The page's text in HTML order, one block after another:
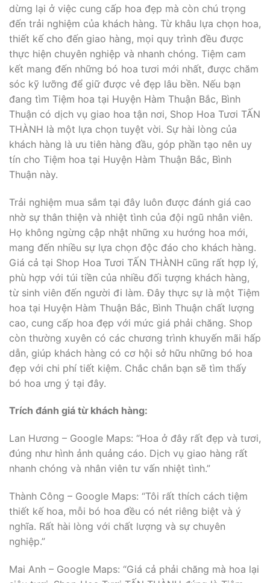
dừng lại ở việc cung cấp hoa đẹp mà còn chú trọng
đến trải nghiệm của khách hàng. Từ khâu lựa chọn hoa,
thiết kế cho đến giao hàng, mọi quy trình đều được
thực hiện chuyên nghiệp và nhanh chóng. Tiệm cam
kết mang đến những bó hoa tươi mới nhất, được chăm
sóc kỹ lưỡng để giữ được vẻ đẹp lâu bền. Nếu bạn
đang tìm Tiệm hoa tại Huyện Hàm Thuận Bắc, Bình
Thuận có dịch vụ giao hoa tận nơi, Shop Hoa Tươi TẤN
THÀNH là một lựa chọn tuyệt vời. Sự hài lòng của
khách hàng là ưu tiên hàng đầu, góp phần tạo nên uy
tín cho Tiệm hoa tại Huyện Hàm Thuận Bắc, Bình
Thuận này.
Trải nghiệm mua sắm tại đây luôn được đánh giá cao
nhờ sự thân thiện và nhiệt tình của đội ngũ nhân viên.
Họ không ngừng cập nhật những xu hướng hoa mới,
mang đến nhiều sự lựa chọn độc đáo cho khách hàng.
Giá cả tại Shop Hoa Tươi TẤN THÀNH cũng rất hợp lý,
phù hợp với túi tiền của nhiều đối tượng khách hàng,
từ sinh viên đến người đi làm. Đây thực sự là một Tiệm
hoa tại Huyện Hàm Thuận Bắc, Bình Thuận chất lượng
cao, cung cấp hoa đẹp với mức giá phải chăng. Shop
còn thường xuyên có các chương trình khuyến mãi hấp
dẫn, giúp khách hàng có cơ hội sở hữu những bó hoa
đẹp với chi phí tiết kiệm. Chắc chắn bạn sẽ tìm thấy
bó hoa ưng ý tại đây.
Trích đánh giá từ khách hàng:
Lan Hương – Google Maps: “Hoa ở đây rất đẹp và tươi,
đúng như hình ảnh quảng cáo. Dịch vụ giao hàng rất
nhanh chóng và nhân viên tư vấn nhiệt tình.”
Thành Công – Google Maps: “Tôi rất thích cách tiệm
thiết kế hoa, mỗi bó hoa đều có nét riêng biệt và ý
nghĩa. Rất hài lòng với chất lượng và sự chuyên
nghiệp.”
Mai Anh – Google Maps: “Giá cả phải chăng mà hoa lại